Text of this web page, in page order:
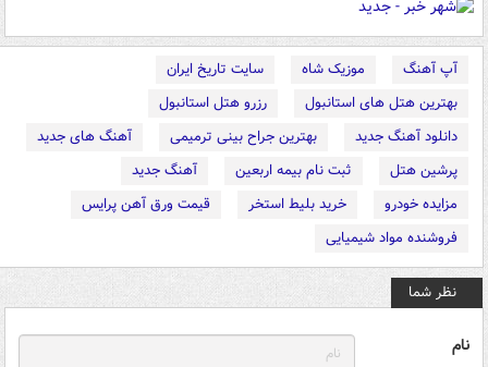
آپ آهنگ موزیک شاه
سایت تاریخ ایران
بهترین هتل های استانبول
رزرو هتل استانبول
دانلود آهنگ جدید
بهترین جراح بینی ترمیمی
آهنگ های جدید
پرشین هتل
ثبت نام بیمه اربعین
آهنگ جدید
مزایده خودرو
خرید بلیط استخر
قیمت ورق آهن پرایس
فروشنده مواد شیمیایی
نظر شما
نام